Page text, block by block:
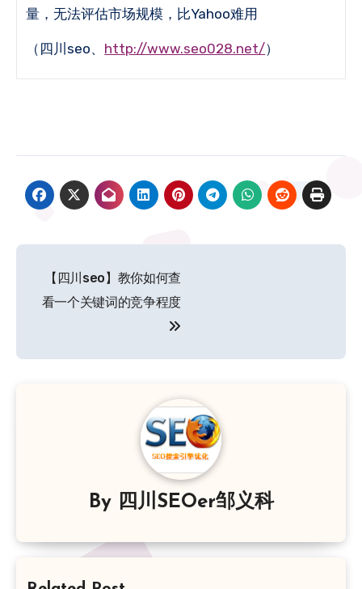
量，无法评估市场规模，比Yahoo难用
（四川seo、 http://www.seo028.net/）
航
【四川seo】教你如何查
看一个关键词的竞争程度
By 四川SEOer邹义科